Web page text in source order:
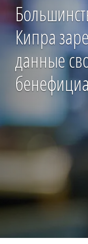
Кипра
данные